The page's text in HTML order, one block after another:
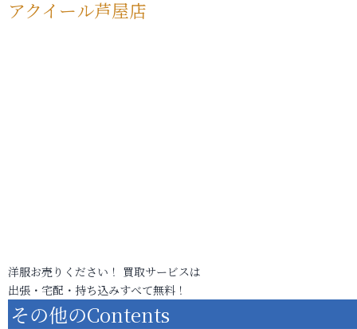
アクイール芦屋店
洋服お売りください！ 買取サービスは
出張・宅配・持ち込みすべて無料！
その他のContents